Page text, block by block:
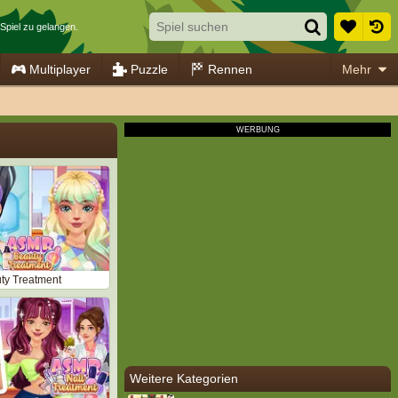
zu gelangen.
Multiplayer Puzzle Rennen Mehr
Treatment
Weitere Kategorien